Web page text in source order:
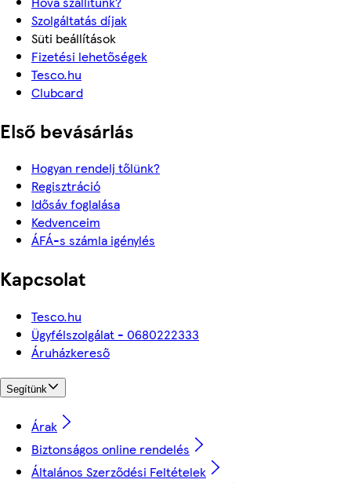
Szolgáltatás díjak
Süti beállítások
Fizetési lehetőségek
Tesco.hu
Clubcard
Első bevásárlás
Hogyan rendelj tőlünk?
Regisztráció
Idősáv foglalása
Kedvenceim
ÁFÁ-s számla igénylés
Kapcsolat
Tesco.hu
Ügyfélszolgálat - 0680222333
Áruházkereső
Segítünk
Árak
Biztonságos online rendelés
Általános Szerződési Feltételek